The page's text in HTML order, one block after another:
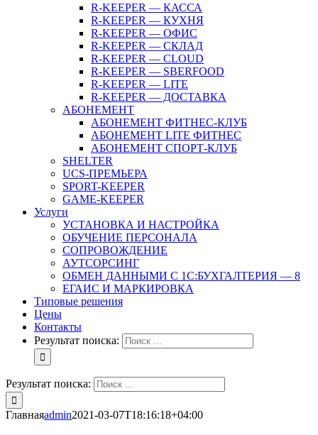
R-KEEPER — КАССА
R-KEEPER — КУХНЯ
R-KEEPER — ОФИС
R-KEEPER — СКЛАД
R-KEEPER — CLOUD
R-KEEPER — SBERFOOD
R-KEEPER — LITE
R-KEEPER — ДОСТАВКА
АБОНЕМЕНТ
АБОНЕМЕНТ ФИТНЕС-КЛУБ
АБОНЕМЕНТ LITE ФИТНЕС
АБОНЕМЕНТ СПОРТ-КЛУБ
SHELTER
UCS-ПРЕМЬЕРА
SPORT-KEEPER
GAME-KEEPER
Услуги
УСТАНОВКА И НАСТРОЙКА
ОБУЧЕНИЕ ПЕРСОНАЛА
СОПРОВОЖДЕНИЕ
АУТСОРСИНГ
ОБМЕН ДАННЫМИ С 1С:БУХГАЛТЕРИЯ — 8
ЕГАИС И МАРКИРОВКА
Типовые решения
Цены
Контакты
Результат поиска:
Результат поиска:
Главнаяadmin2021-03-07T18:16:18+04:00